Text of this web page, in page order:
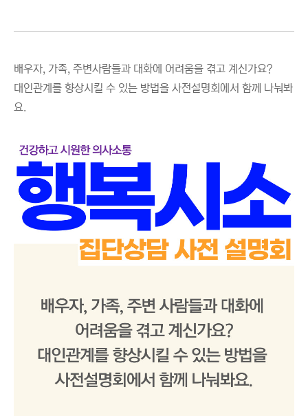
배우자, 가족, 주변사람들과 대화에 어려움을 겪고 계신가요?
대인관계를 향상시킬 수 있는 방법을 사전설명회에서 함께 나눠봐
요.